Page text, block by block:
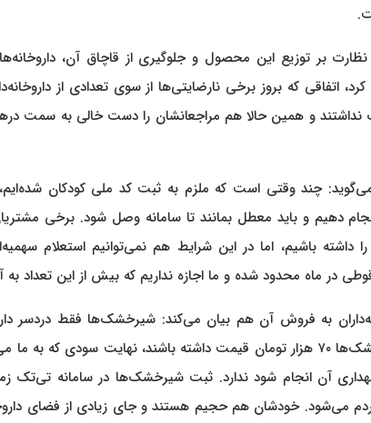
بر توزیع این محصول و جلوگیری از قاچاق آن،
که بروز برخی نارضایتی‌ها از سوی تعدادی از
نداشتند و همین حالا هم مراجعانشان را دست خالی به سمت
می‌گوید: چند وقتی است که ملزم به ثبت کد ملی کودکان
دهیم و باید معطل بمانند تا سامانه وصل شود. برخی
باشیم، اما در این شرایط هم نمی‌توانیم استعلام
به فروش آن هم بیان می‌کند: شیرخشک‌ها فقط دردسر
آن انجام شود ندارد. ثبت شیرخشک‌ها در سامانه تی‌تک
می‌شود. خودشان هم حجیم هستند و جای زیادی از فضای